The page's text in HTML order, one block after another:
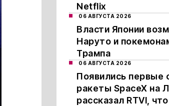
Netflix
06 АВГУСТА 2026
Власти Японии
Наруто и
Трампа
06 АВГУСТА 2026
Появились первые
ракеты SpaceX на
рассказал RTVI,